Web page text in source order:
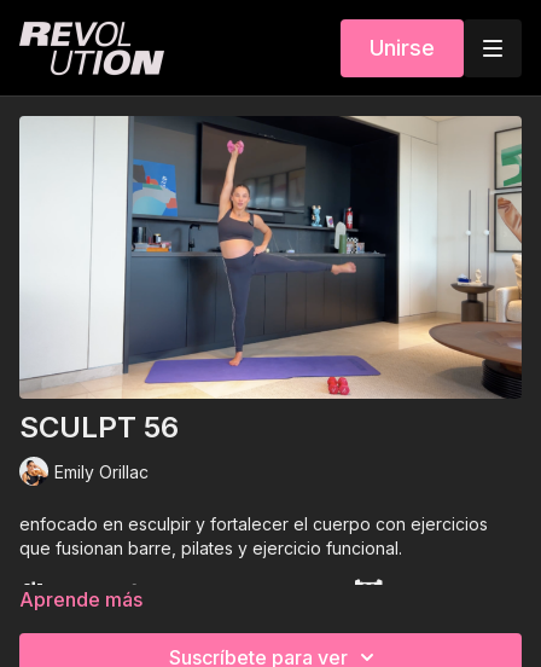
Unirse
SCULPT 56
Emily Orillac
enfocado en esculpir y fortalecer el cuerpo con ejercicios
que fusionan barre, pilates y ejercicio funcional.
⏰33 mins⚙️ 🏋
Aprende más
Suscríbete para ver